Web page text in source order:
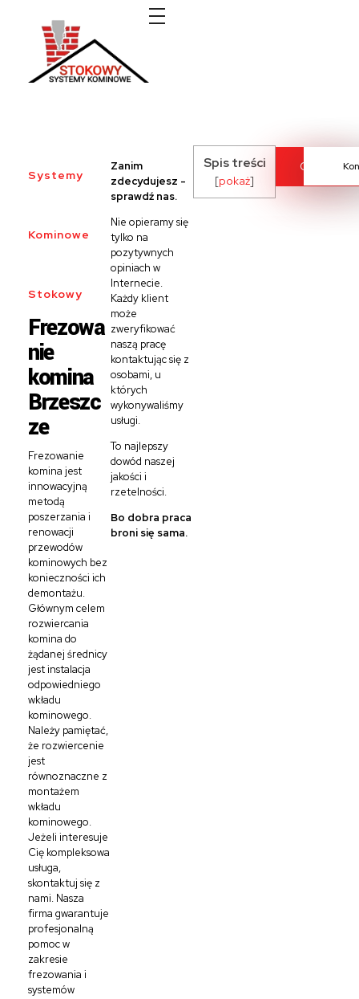
Systemy
Kominowe
Stokowy
Frezowa
nie
komina
Brzeszc
ze
Frezowanie
komina jest
innowacyjną
metodą
poszerzania i
renowacji
przewodów
kominowych bez
konieczności ich
demontażu.
Głównym celem
rozwiercania
komina do
żądanej średnicy
jest instalacja
odpowiedniego
wkładu
kominowego.
Należy pamiętać,
że rozwiercenie
jest
równoznaczne z
montażem
wkładu
kominowego.
Jeżeli interesuje
Cię kompleksowa
usługa,
skontaktuj się z
nami. Nasza
firma gwarantuje
profesjonalną
pomoc w
zakresie
frezowania i
systemów
Zanim
zdecydujesz -
sprawdź nas.
Nie opieramy się
tylko na
pozytywnych
opiniach w
Internecie.
Każdy klient
może
zweryfikować
naszą pracę
kontaktując się z
osobami, u
których
wykonywaliśmy
usługi.
To najlepszy
dowód naszej
jakości i
rzetelności.
Bo dobra praca
broni się sama.
Spis treści
[pokaż]
Cennik